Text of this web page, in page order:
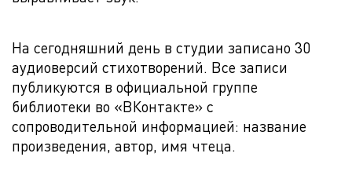
На сегодняшний день в студии записано 30
аудиоверсий стихотворений. Все записи
публикуются в официальной группе
библиотеки во «ВКонтакте» с
сопроводительной информацией: название
произведения, автор, имя чтеца.